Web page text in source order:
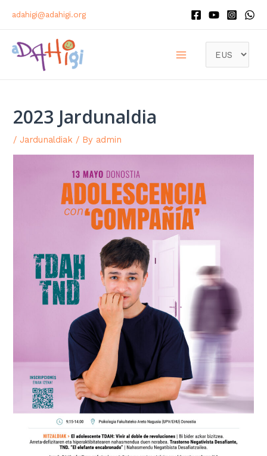
adahigi@adahigi.org
2023 Jardunaldia
/Jardunaldiak / By admin